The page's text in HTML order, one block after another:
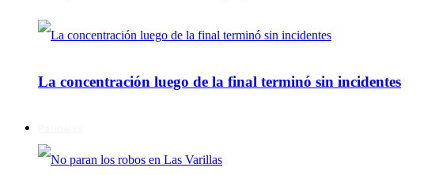
La concentración luego de la final terminó sin incidentes